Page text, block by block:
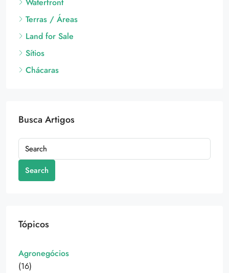
Terras / Áreas
Land for Sale
Sítios
Chácaras
Busca Artigos
Search
Tópicos
Agronegócios
(16)